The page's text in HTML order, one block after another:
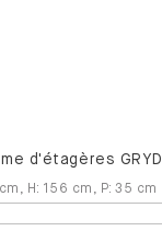
d'étagères GRYD
cm H: 156 cm P:35 cm